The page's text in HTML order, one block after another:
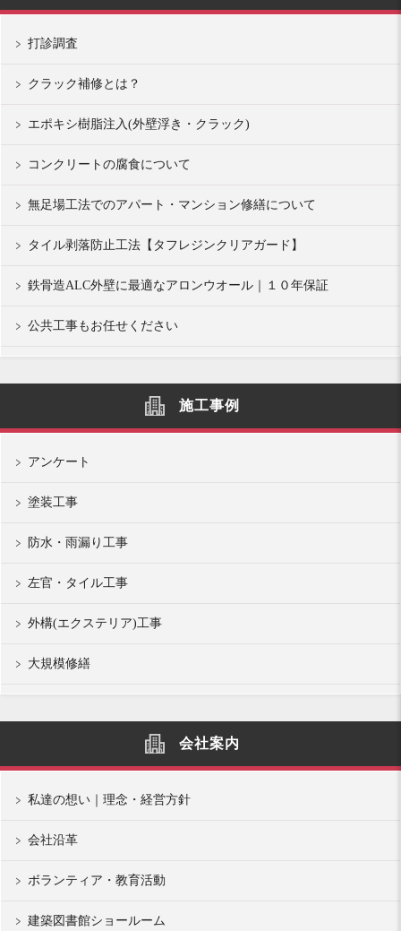
打診調査
クラック補修とは？
エポキシ樹脂注入(外壁浮き・クラック)
コンクリートの腐食について
無足場工法でのアパート・マンション修繕について
タイル剥落防止工法【タフレジンクリアガード】
鉄骨造ALC外壁に最適なアロンウオール｜１０年保証
公共工事もお任せください
施工事例
アンケート
塗装工事
防水・雨漏り工事
左官・タイル工事
外構(エクステリア)工事
大規模修繕
会社案内
私達の想い｜理念・経営方針
会社沿革
ボランティア・教育活動
建築図書館ショールーム